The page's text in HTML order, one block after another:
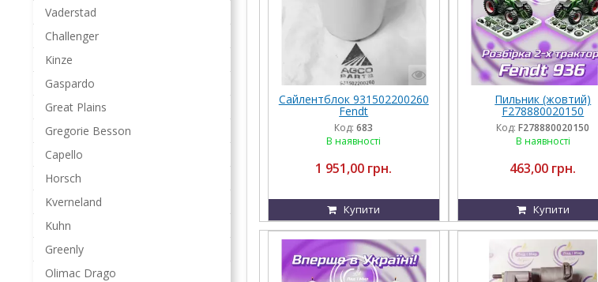
Сайлентблок 931502200260
Fendt
Код: 683
В наявності
1 951,00 грн.
Купити
Пильник (жовтий)
F278880020150
Код: F278880020150
В наявності
463,00 грн.
Купити
Vaderstad
Challenger
Kinze
Gaspardo
Great Plains
Gregorie Besson
Capello
Horsch
Kverneland
Kuhn
Greenly
Olimac Drago